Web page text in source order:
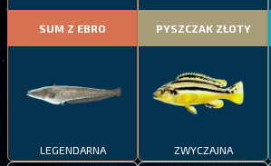
SUM Z EBRO
LEGENDARNA
PYSZCZAK ZŁOTY
ZWYCZAJNA